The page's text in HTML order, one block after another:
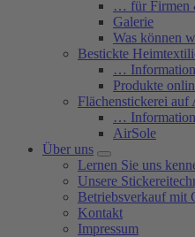
… für Firmen
Galerie
Was können
Bestickte
…
Produkte
Flächenstickerei auf
…
AirSole
Über uns
Lernen Sie uns
Unsere
Betriebsverkauf mit
Kontakt
Impressum